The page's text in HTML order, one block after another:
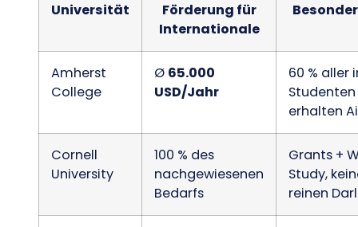
Universität
Förderung für
Internationale
Amherst
College
Ø 65.000
USD/Jahr
60 % aller
Studenten
erhalten
Cornell
University
100 % des
nachgewiesenen
Bedarfs
Grants +
Study,
reinen